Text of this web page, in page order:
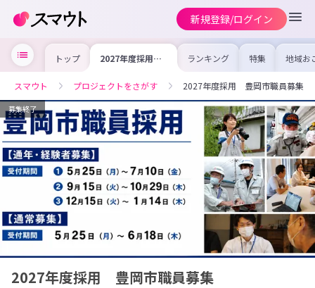
新規登録/ログイン
トップ 2027年度採用
豊岡市職員募集
ランキング 特集 地域お
の求
を集め
事内容
を比較
合った
けよう
スマウト プロジェクトをさがす 2027年度採用 豊岡市職員募集
募集終了
2027年度採用 豊岡市職員募集